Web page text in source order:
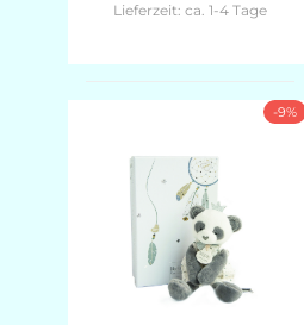
Lieferzeit:ca. 1-4 Tage
-9%